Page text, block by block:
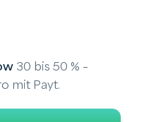
30 bis 50 % –
mit Payt.